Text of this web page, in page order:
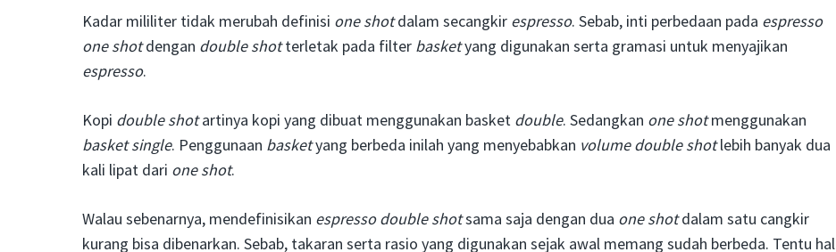
Kadar mililiter tidak merubah definisi one shotdalam secangkir espresso. Sebab, inti perbedaan pada espresso
one shotdengan double shotterletak pada filter basketyang digunakan serta gramasi untuk menyajikan
espresso.
Kopi double shotartinya kopi yang dibuat menggunakan basket double. Sedangkan one shotmenggunakan
basket single. Penggunaan basketyang berbeda inilah yang menyebabkan volume double shotlebih banyak dua
kali lipat dari one shot.
Walau sebenarnya, mendefinisikan espresso double shotsama saja dengan dua one shotdalam satu cangkir
kurang bisa dibenarkan. Sebab, takaran serta rasio yang digunakan sejak awal memang sudah berbeda. Tentu hal